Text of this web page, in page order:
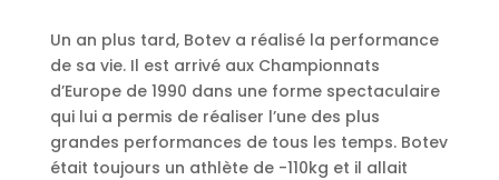
Un an plus tard, Botev a réalisé la performance
de sa vie. Il est arrivé aux Championnats
d’Europe de 1990 dans une forme spectaculaire
qui lui a permis de réaliser l’une des plus
grandes performances de tous les temps. Botev
était toujours un athlète de -110kg et il allait